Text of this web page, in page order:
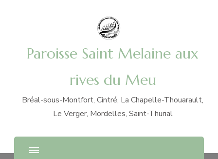
Paroisse Saint Melaine aux
rives du Meu
Bréal-sous-Montfort, Cintré, La Chapelle-Thouarault,
Le Verger, Mordelles, Saint-Thurial